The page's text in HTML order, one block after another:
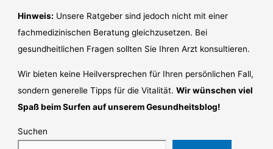
Hinweis: Unsere Ratgeber sind jedoch nicht mit einer
fachmedizinischen Beratung gleichzusetzen. Bei
gesundheitlichen Fragen sollten Sie Ihren Arzt konsultieren.
Wir bieten keine Heilversprechen für Ihren persönlichen Fall,
sondern generelle Tipps für die Vitalität.Wir wünschen viel
Spaß beim Surfen auf unserem Gesundheitsblog!
Suchen